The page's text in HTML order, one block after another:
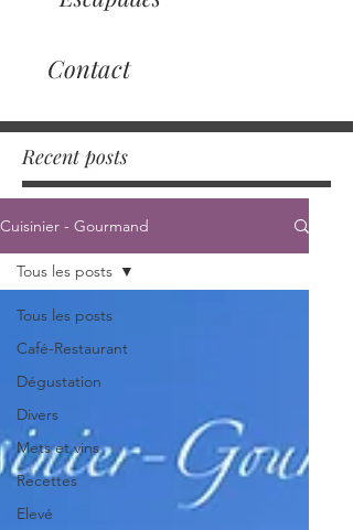
Contact
Recent posts
Cuisinier - Gourmand
Tous les posts
Café-Restaurant
Dégustation
Divers
Mets et vins
Recettes
Elevé
Tous les posts